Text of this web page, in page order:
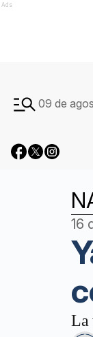
Ads
09 de
16
La